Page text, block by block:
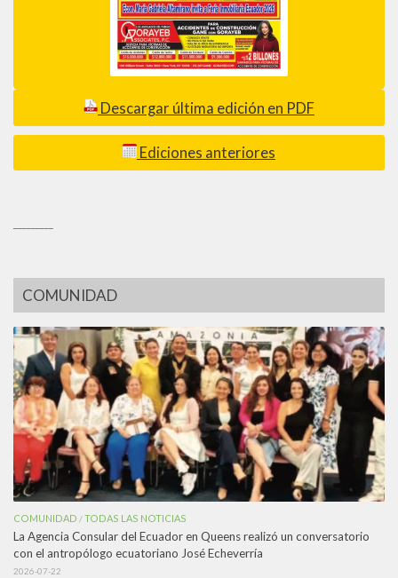
Descargar última edición en PDF
Ediciones anteriores
COMUNIDAD
COMUNIDAD /TODAS LAS NOTICIAS
La Agencia Consular del Ecuador en Queens realizó un conversatorio
con el antropólogo ecuatoriano José Echeverría
2026-07-22